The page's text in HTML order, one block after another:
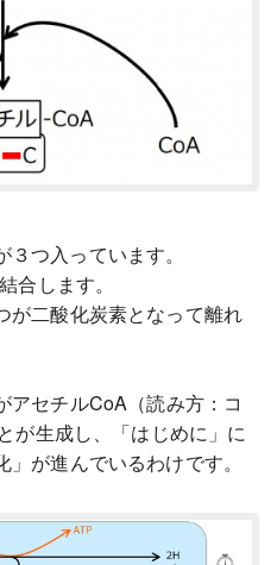
つ入っています。
合します。
が二酸化炭素となって離れ
アセチルCoA（読み方：コ
とが生成し、「はじめに」に
が進んでいるわけです。